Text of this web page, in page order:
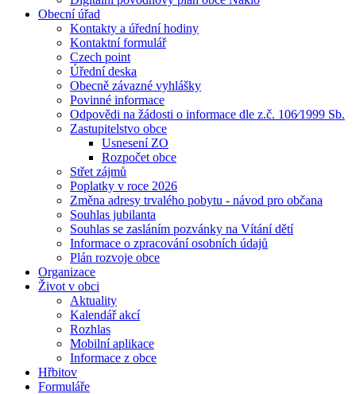
Obecní úřad
Kontakty a úřední hodiny
Kontaktní formulář
Czech point
Úřední deska
Obecně závazné vyhlášky
Povinné informace
Odpovědi na žádosti o informace dle z.č. 106⁄1999 Sb.
Zastupitelstvo obce
Usnesení ZO
Rozpočet obce
Střet zájmů
Poplatky v roce 2026
Změna adresy trvalého pobytu - návod pro občana
Souhlas jubilanta
Souhlas se zasláním pozvánky na Vítání dětí
Informace o zpracování osobních údajů
Plán rozvoje obce
Organizace
Život v obci
Aktuality
Kalendář akcí
Rozhlas
Mobilní aplikace
Informace z obce
Hřbitov
Formuláře